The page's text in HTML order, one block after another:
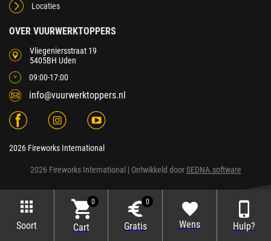
Soort
0
Cart
0
Gratis Wens Hulp?
Locaties
OVER VUURWERKTOPPERS
Vliegeniersstraat 19
5405BH Uden
09:00-17:00
info@vuurwerktoppers.nl
2026 Fireworks International
2026 Fireworks International | Ontwikkeld doorSEDNA.software